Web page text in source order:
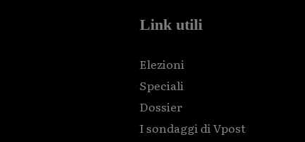
Link utili
Elezioni
Speciali
Dossier
I sondaggi di Vpost